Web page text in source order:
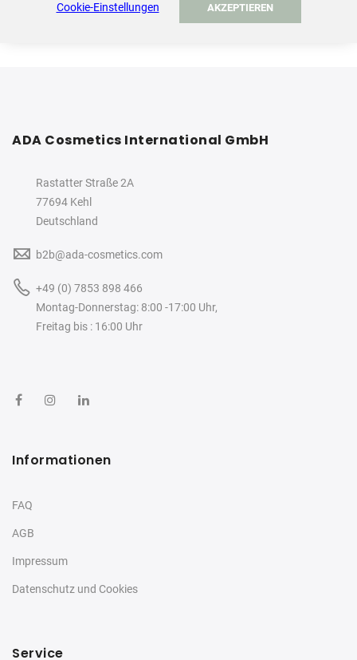
ADA Cosmetics International GmbH
Rastatter Straße 2A
77694 Kehl
Deutschland
b2b@ada-cosmetics.com
+49 (0) 7853 898 466
Montag-Donnerstag: 8:00 -17:00 Uhr,
Freitag bis : 16:00 Uhr
Informationen
FAQ
AGB
Impressum
Datenschutz und Cookies
Service
Cookie-Einstellungen AKZEPTIEREN